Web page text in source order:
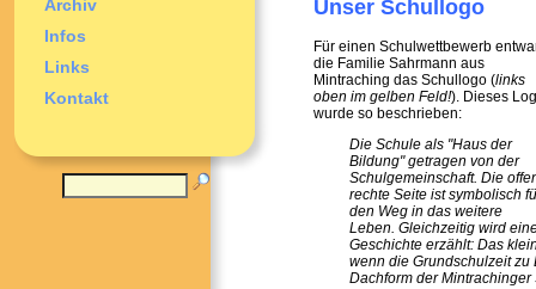
Archiv
Infos
Links
Kontakt
Unser Schullogo
Für einen Schulwettbewerb
die Familie Sahrmann aus
Mintraching das Schullogo (links
oben im gelben Feld!). Dieses
wurde so beschrieben:
Die Schule als "Haus der
Bildung" getragen von der
Schulgemeinschaft. Die
rechte Seite ist symbolisch
den Weg in das weitere
Leben. Gleichzeitig wird
Geschichte erzählt: Das
wenn die Grundschulzeit zu
Dachform der Mintrachinger